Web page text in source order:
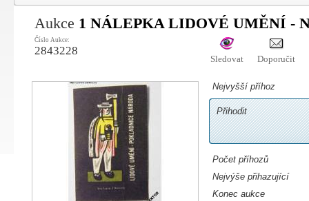
Aukce 1 NÁLEPKA LIDOVÉ UMĚNÍ -
Číslo Aukce:
2843228
Sledovat Doporučit
Nejvyšší příhoz
Přihodit
Počet příhozů
Nejvýše přihazující
Konec aukce